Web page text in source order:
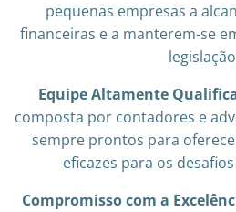
pequenas empresas a
financeiras e a manterem-se
Equipe Altamente
composta por contadores e
sempre prontos para
eficazes para os
Compromisso com a